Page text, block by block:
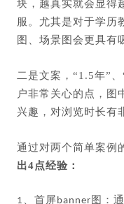
块，越真实就会显得
服。尤其是对于学历
图、场景图会更具有
二是文案，“1.5年”
户非常关心的点，图
兴趣，对浏览时长有
通过对两个简单案例
出4点经验：
1、首屏banner图：